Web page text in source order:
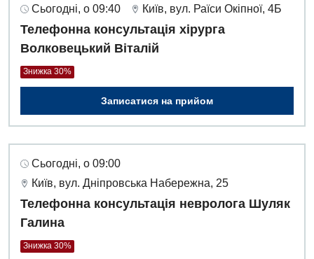
Сьогодні, о 09:40 Київ, вул. Раїси Окіпної, 4Б
Телефонна консультація хірурга
Волковецький Віталій
Знижка 30%
Записатися на прийом
Сьогодні, о 09:00
Київ, вул. Дніпровська Набережна, 25
Телефонна консультація невролога Шуляк
Галина
Знижка 30%